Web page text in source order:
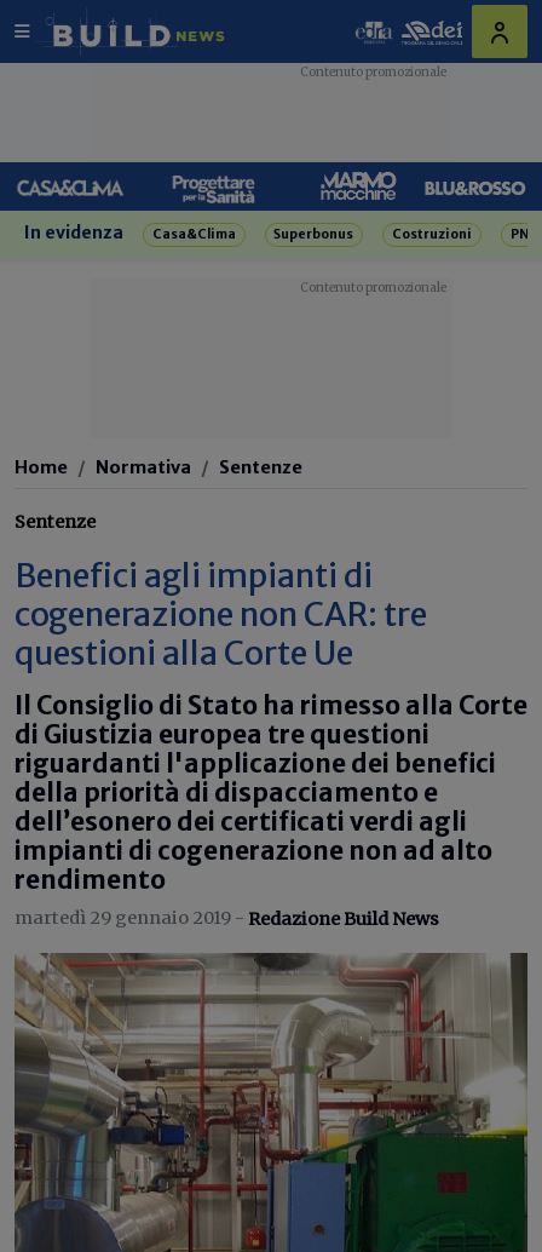
In evidenza Casa&Clima Superbonus Costruzioni
Home Normativa Sentenze
Sentenze
Benefici agli impianti di
cogenerazione non CAR: tre
questioni alla Corte Ue
Il Consiglio di Stato ha rimesso alla Corte
di Giustizia europea tre questioni
riguardanti l'applicazione dei benefici
della priorità di dispacciamento e
dell’esonero dei certificati verdi agli
impianti di cogenerazione non ad alto
rendimento
martedì 29 gennaio 2019 - Redazione Build News